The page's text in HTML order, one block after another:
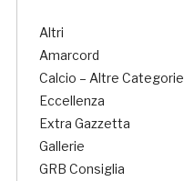
Altri
Amarcord
Calcio – Altre Categorie
Eccellenza
Extra Gazzetta
Gallerie
GRB Consiglia